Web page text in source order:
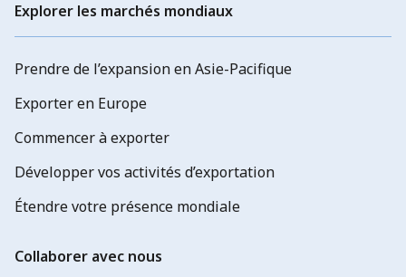
Explorer les marchés mondiaux
Prendre de l’expansion en Asie-Pacifique
Exporter en Europe
Commencer à exporter
Développer vos activités d’exportation
Étendre votre présence mondiale
Collaborer avec nous